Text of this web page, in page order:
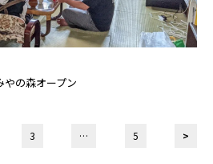
の森オープン
3 … 5 >